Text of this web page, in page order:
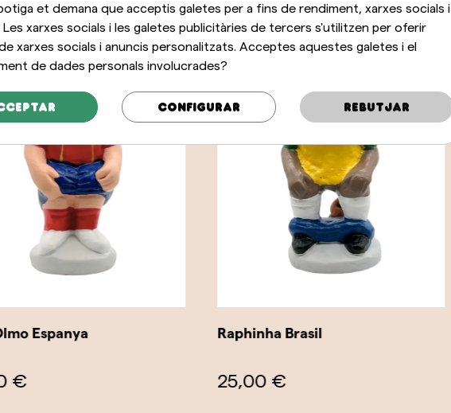
Espanya
€
Raphinha Brasil
25,00 €
et demana que acceptis galetes per a fins de rendiment, xarxes socials i
xarxes socials i les galetes publicitàries de tercers s'utilitzen per oferir
xarxes socials i anuncis personalitzats. Acceptes aquestes galetes i el
de dades personals involucrades?
Configurar Rebutjar